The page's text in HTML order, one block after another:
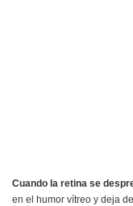
Cuando la retina se
en el humor vítreo y deja